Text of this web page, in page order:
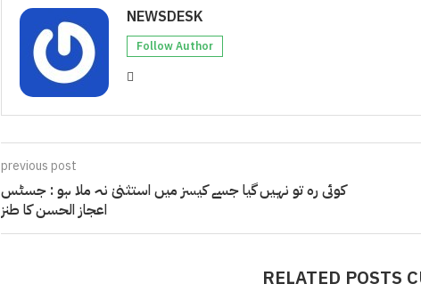
NEWSDESK
Follow Author
previous post
کوئی رہ تو نہیں گیا جسے کیسز میں استثنیٰ نہ ملا ہو : جسٹس
اعجاز الحسن کا طنز
RELATED POSTS